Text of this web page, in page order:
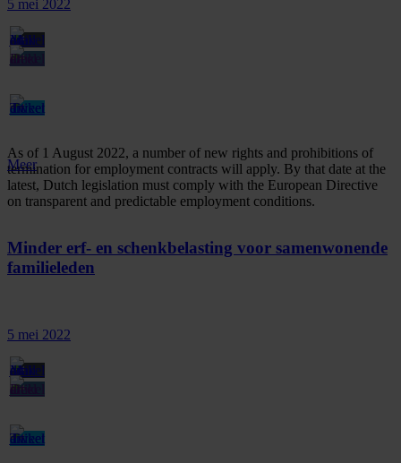
5 mei 2022
As of 1 August 2022, a number of new rights and prohibitions of
termination for employment contracts will apply. By that date at the
latest, Dutch legislation must comply with the European Directive
on transparent and predictable employment conditions.
Meer
Minder erf- en schenkbelasting voor samenwonende
familieleden
5 mei 2022